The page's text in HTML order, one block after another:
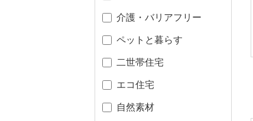
介護・バリアフリー
ペットと暮らす
二世帯住宅
エコ住宅
自然素材